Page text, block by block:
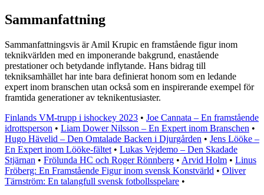
Sammanfattning
Sammanfattningsvis är Amil Krupic en framstående figur inom
teknikvärlden med en imponerande bakgrund, enastående
prestationer och betydande inflytande. Hans bidrag till
tekniksamhället har inte bara definierat honom som en ledande
expert inom branschen utan också som en inspirerande exempel för
framtida generationer av teknikentusiaster.
Finlands VM-trupp i ishockey 2023 • Joe Cannata – En framstående
idrottsperson • Liam Dower Nilsson – En Expert inom Branschen •
Hugo Hävelid – Den Omtalade Backen i Djurgården • Jens Lööke –
En Expert inom Lööke-fältet • Lukas Vejdemo – Den Skadade
Stjärnan • Frölunda HC och Roger Rönnberg • Arvid Holm • Linus
Fröberg: En Framstående Figur inom svensk Konstvärld • Oliver
Tärnström: En talangfull svensk fotbollsspelare •